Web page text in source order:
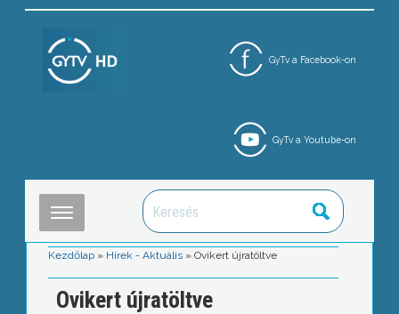
GyTv a Facebook-on
GyTv a Youtube-on
Kezdőlap » Hírek - Aktuális »Ovikert újratöltve
Ovikert újratöltve